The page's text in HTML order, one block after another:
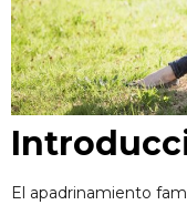
El apadrinamiento